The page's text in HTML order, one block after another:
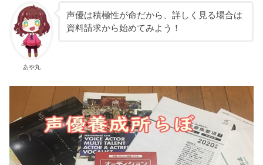
あや丸
声優は積極性が命だから、詳しく見る場合は
資料請求から始めてみよう！